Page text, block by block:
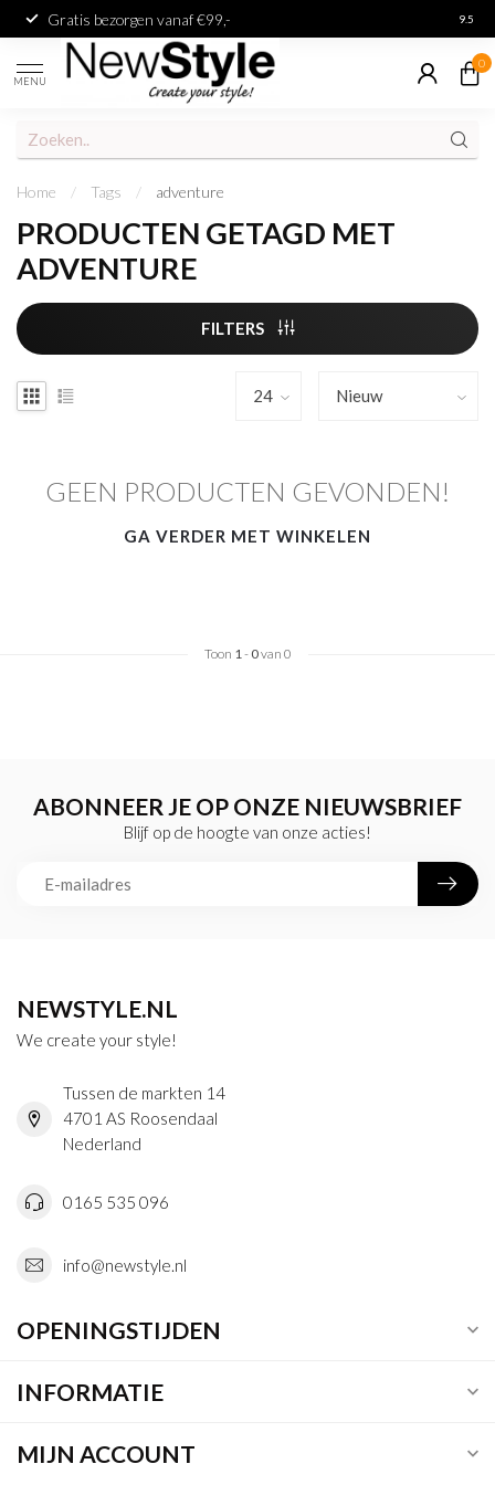
Gratis bezorgen vanaf €99,- 9.5
MENU
0
Home / Tags / adventure
PRODUCTEN GETAGD MET
ADVENTURE
FILTERS
GEEN PRODUCTEN GEVONDEN!
GA VERDER MET WINKELEN
Toon 1- 0van 0
ABONNEER JE OP ONZE NIEUWSBRIEF
Blijf op de hoogte van onze acties!
NEWSTYLE.NL
We create your style!
Tussen de markten 14
4701 AS Roosendaal
Nederland
0165 535 096
info@newstyle.nl
OPENINGSTIJDEN
INFORMATIE
MIJN ACCOUNT